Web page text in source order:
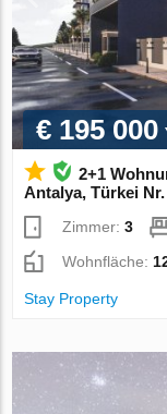
€ 195 000
2+1
Antalya, Türkei Nr.
Zimmer:3
Wohnfläche:
Stay Property